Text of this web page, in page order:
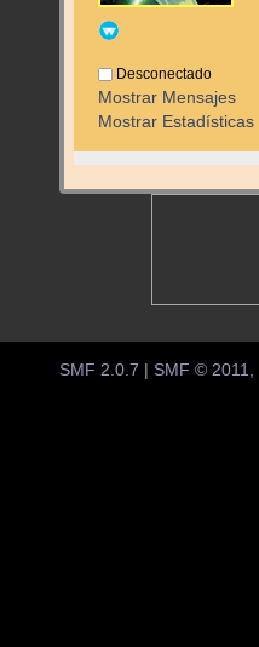
Desconectado
Mostrar Mensajes
Mostrar Estadísticas
SMF 2.0.7 SMF © 2011,